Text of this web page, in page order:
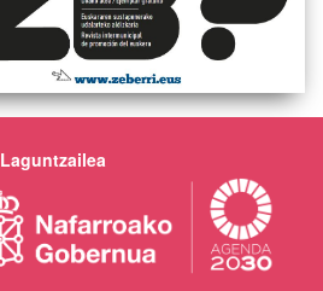
Laguntzailea